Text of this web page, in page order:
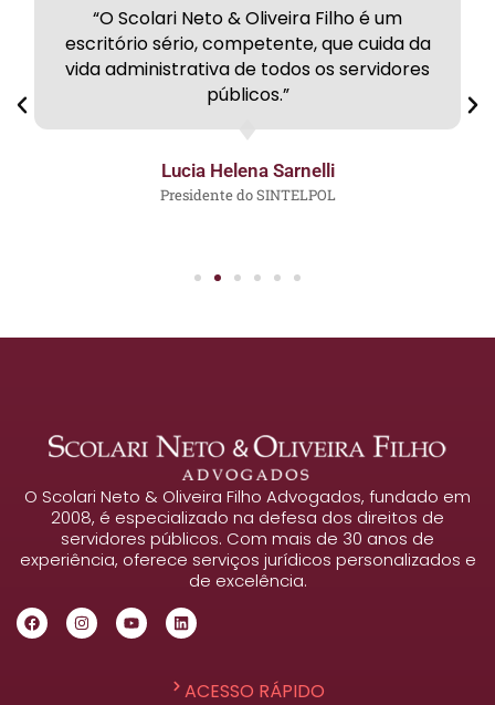
“O Scolari Neto & Oliveira Filho é um
escritório sério, competente, que cuida da
vida administrativa de todos os servidores
públicos.”
Lucia Helena Sarnelli
Presidente do SINTELPOL
O Scolari Neto & Oliveira Filho Advogados, fundado em
2008, é especializado na defesa dos direitos de
servidores públicos. Com mais de 30 anos de
experiência, oferece serviços jurídicos personalizados e
de excelência.
ACESSO RÁPIDO